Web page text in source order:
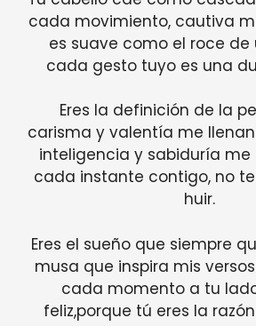
cada movimiento, cautiva
es suave como el roce de
cada gesto tuyo es una
Eres la definición de la
carisma y valentía me
inteligencia y sabiduría me
cada instante contigo, no
huir.
Eres el sueño que siempre
musa que inspira mis
cada momento a tu
feliz,porque tú eres la